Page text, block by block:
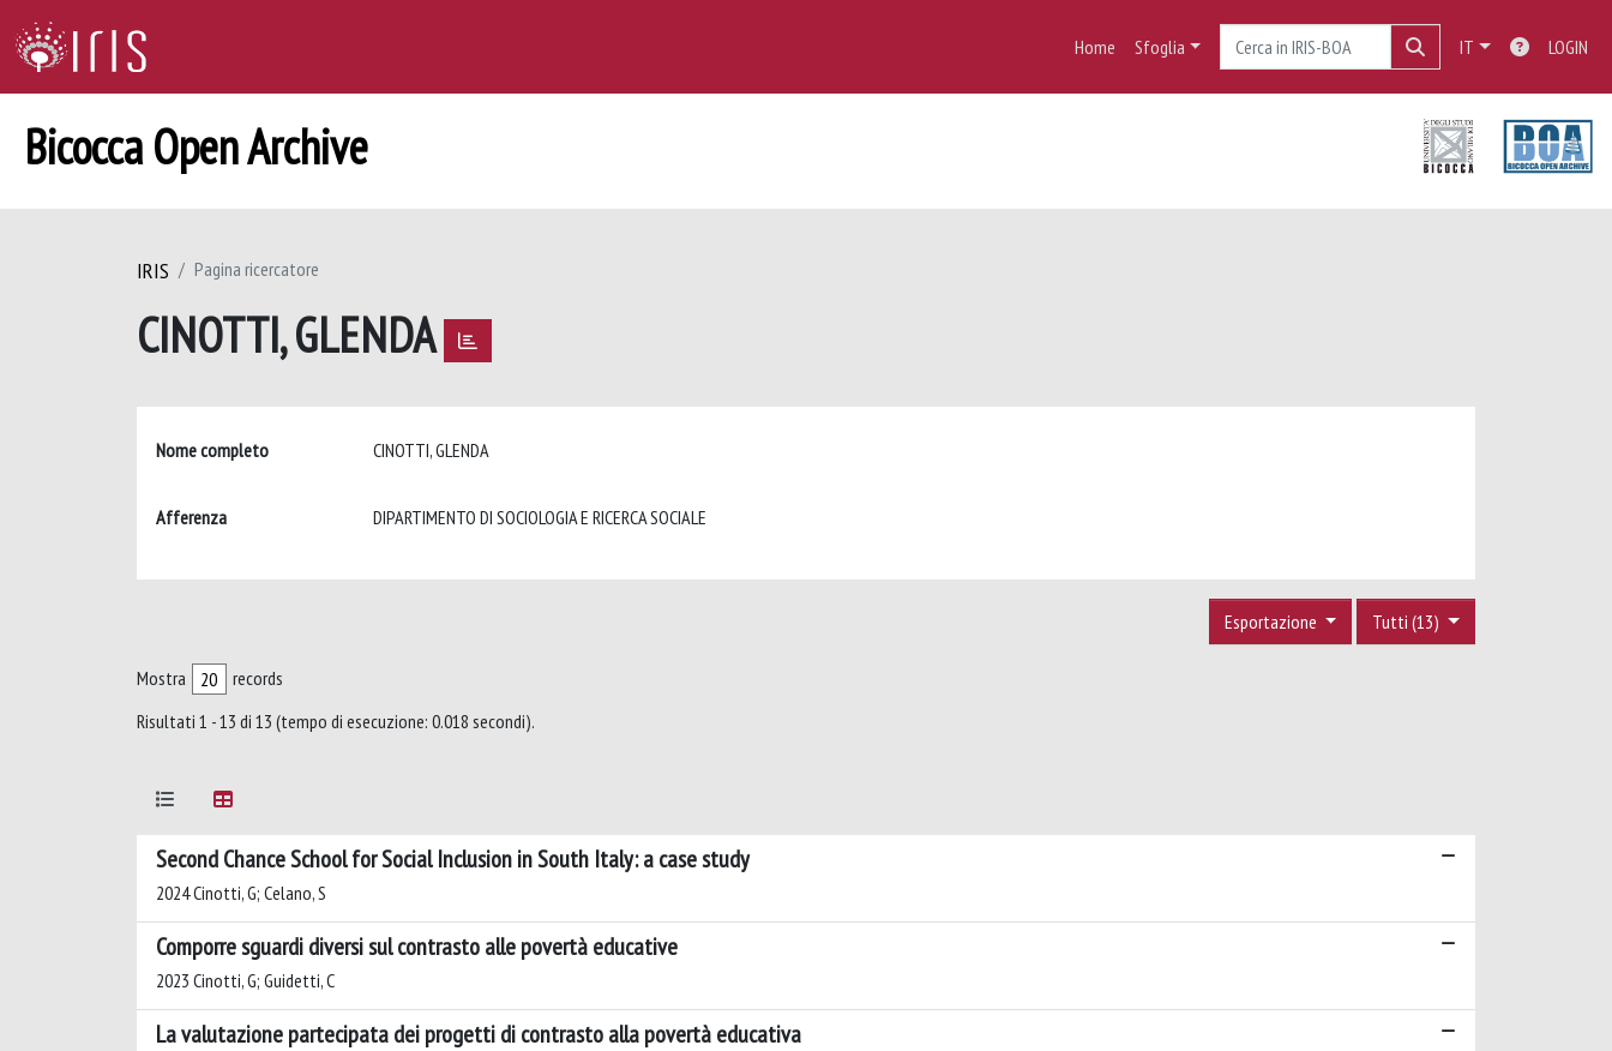
Home Sfoglia IT LOGIN
Bicocca Open Archive
IRIS Pagina ricercatore
CINOTTI, GLENDA
Nome completo CINOTTI, GLENDA
Afferenza DIPARTIMENTO DI SOCIOLOGIA E RICERCA SOCIALE
Tutti (13)
Esportazione
Mostra
records
Risultati 1 - 13 di 13 (tempo di esecuzione: 0.018 secondi).
Second Chance School for Social Inclusion in South Italy: a case study
2024 Cinotti, G; Celano, S
Comporre sguardi diversi sul contrasto alle povertà educative
2023 Cinotti, G; Guidetti, C
La valutazione partecipata dei progetti di contrasto alla povertà educativa